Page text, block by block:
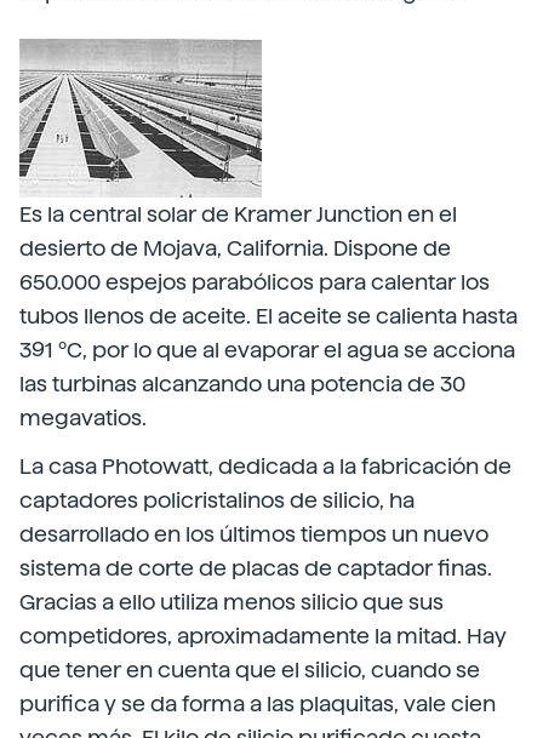
Es la central solar de Kramer Junction en el
desierto de Mojava, California. Dispone de
650.000 espejos parabólicos para calentar los
tubos llenos de aceite. El aceite se calienta hasta
391 ºC, por lo que al evaporar el agua se acciona
las turbinas alcanzando una potencia de 30
megavatios.
La casa Photowatt, dedicada a la fabricación de
captadores policristalinos de silicio, ha
desarrollado en los últimos tiempos un nuevo
sistema de corte de placas de captador finas.
Gracias a ello utiliza menos silicio que sus
competidores, aproximadamente la mitad. Hay
que tener en cuenta que el silicio, cuando se
purifica y se da forma a las plaquitas, vale cien